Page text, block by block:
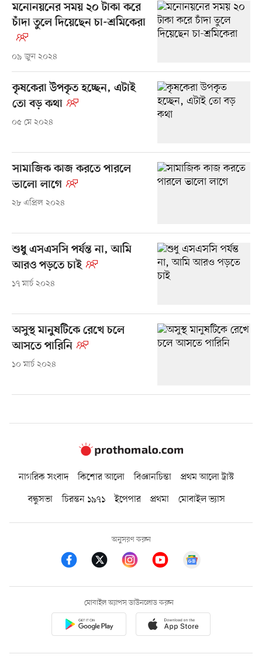
মনোনয়নের সময় ২০ টাকা করে
চাঁদা তুলে দিয়েছেন চা-শ্রমিকেরা
০৯ জুন ২০২৪
কৃষকেরা উপকৃত হচ্ছেন, এটাই
তো বড় কথা
০৫ মে ২০২৪
সামাজিক কাজ করতে পারলে
ভালো লাগে
২৮ এপ্রিল ২০২৪
শুধু এসএসসি পর্যন্ত না, আমি
আরও পড়তে চাই
১৭ মার্চ ২০২৪
অসুস্থ মানুষটিকে রেখে চলে
আসতে পারিনি
১০ মার্চ ২০২৪
নাগরিক সংবাদ কিশোর আলো বিজ্ঞানচিন্তা
প্রথম আলো ট্রাস্ট
বন্ধুসভা
চিরন্তন ১৯৭১ ইপেপার প্রথমা মোবাইল ভ্যাস
অনুসরণ করুন
মোবাইল অ্যাপস ডাউনলোড করুন